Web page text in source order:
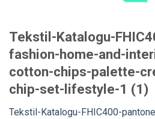
Tekstil-Katalogu-
fashion-home-and-
cotton-chips-palette-
chip-set-lifestyle-1 (1)
Tekstil-Katalogu-FHIC400-